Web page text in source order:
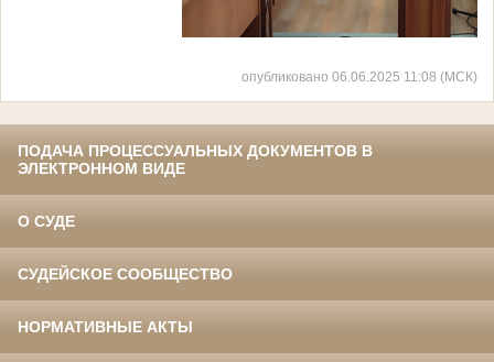
опубликовано 06.06.2025 11:08 (МСК)
ПОДАЧА ПРОЦЕССУАЛЬНЫХ ДОКУМЕНТОВ В
ЭЛЕКТРОННОМ ВИДЕ
О СУДЕ
СУДЕЙСКОЕ СООБЩЕСТВО
НОРМАТИВНЫЕ АКТЫ